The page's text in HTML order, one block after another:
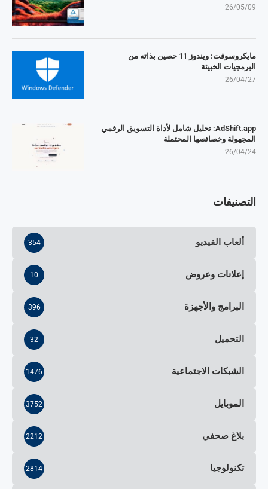
26/05/09
مايكروسوفت: ويندوز 11 حصين بذاته من
البرمجيات الخبيثة
26/04/27
AdShift.app: تحليل شامل لأداة التسويق الرقمي
المجهولة وخصائصها المحتملة
26/04/24
التصنيفات
ألعاب الفيديو 354
إعلانات وعروض 10
البرامج والأجهزة 396
التحميل 32
الشبكات الاجتماعية 1476
الموبايل 3752
بلاغ صحفي 2212
تكنولوجيا 2814